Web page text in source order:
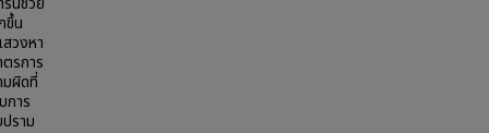
ขึ้น
วงหา
รการ
มผิดที่
การ
ราม